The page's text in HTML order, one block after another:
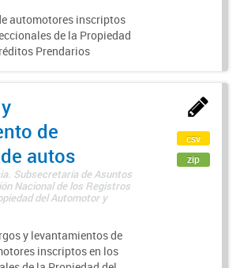
automotores inscriptos
de la Propiedad
Prendarios
de
autos
Subsecretaría de Asuntos
Nacional de los Registros
del Automotor y
y levantamientos de
inscriptos en los
csv
zip